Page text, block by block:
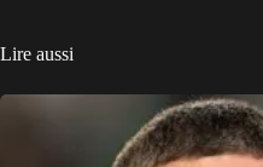
Lire aussi